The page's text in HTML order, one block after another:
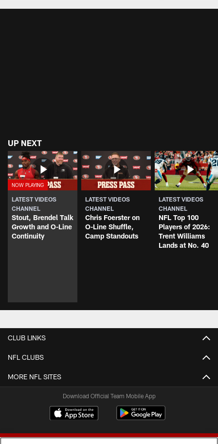
UP NEXT
LATEST VIDEOS
CHANNEL
Stout, Brendel Talk
Growth and O-Line
Continuity
LATEST VIDEOS
CHANNEL
Chris Foerster on
O-Line Shuffle,
Camp Standouts
LATEST VIDEOS
CHANNEL
NFL Top 100
Players of 2026:
Trent Williams
Lands at No. 40
CLUB LINKS
NFL CLUBS
MORE NFL SITES
Download Official Team Mobile App